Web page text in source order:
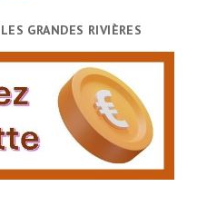
GRANDES RIVIÈRES